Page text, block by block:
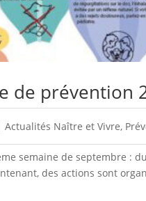
de prévention
Actualités Naître et Vivre,
semaine de septembre :
des actions sont